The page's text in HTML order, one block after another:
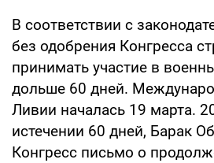
В соответствии с
без одобрения Конгресса
принимать участие в
дольше 60 дней.
Ливии началась 19 марта.
истечении 60 дней, Барак
Конгресс письмо о